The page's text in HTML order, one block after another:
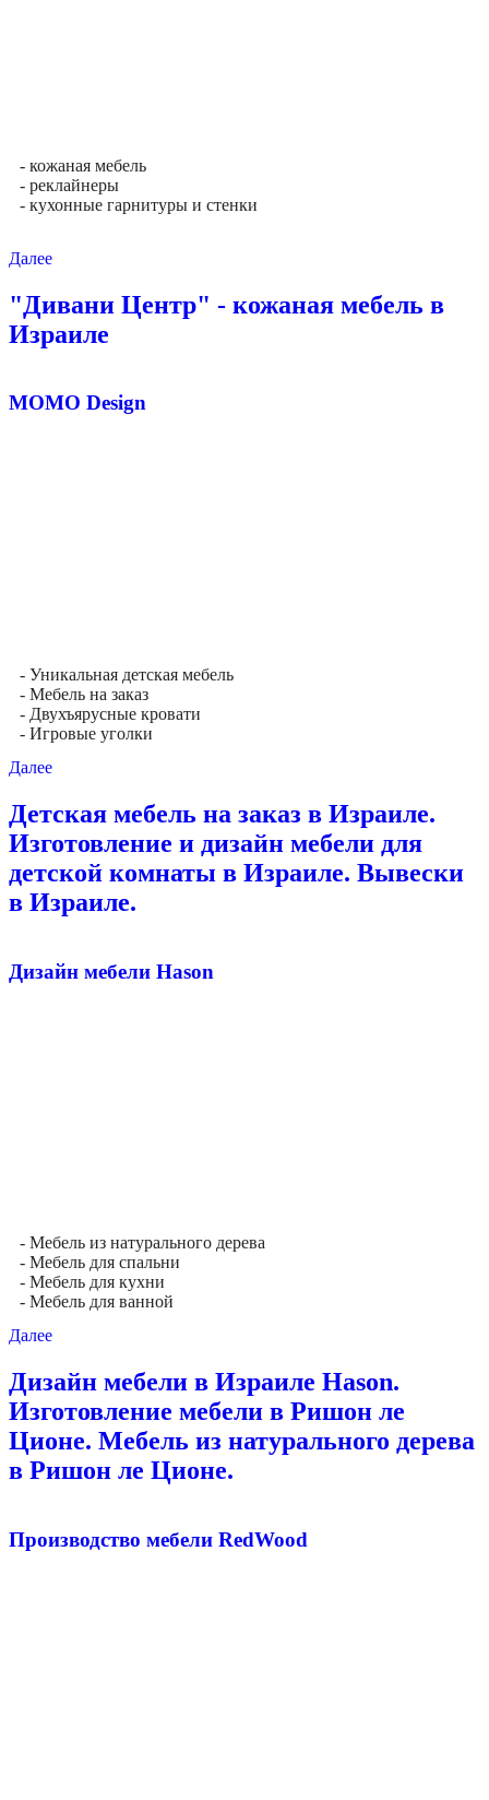
- кожаная мебель
- реклайнеры
- кухонные гарнитуры и стенки
Далее
"Дивани Центр" - кожаная мебель в
Израиле
MOMO Design
- Уникальная детская мебель
- Мебель на заказ
- Двухъярусные кровати
- Игровые уголки
Далее
Детская мебель на заказ в Израиле.
Изготовление и дизайн мебели для
детской комнаты в Израиле. Вывески
в Израиле.
Дизайн мебели Hason
- Мебель из натурального дерева
- Мебель для спальни
- Мебель для кухни
- Мебель для ванной
Далее
Дизайн мебели в Израиле Hason.
Изготовление мебели в Ришон ле
Ционе. Мебель из натурального дерева
в Ришон ле Ционе.
Производство мебели RedWood